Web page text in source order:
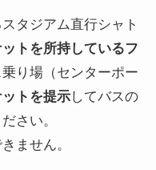
タジアム直行シャト
トを所持しているフ
り場（センターポー
トを提示してバスの
さい。
ません。